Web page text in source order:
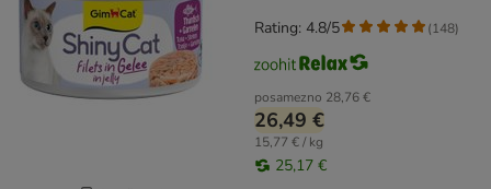
posamezno 28,76 €
26,49 €
15,77 € / kg
25,17 €
Rating: 4.8/5 (148)